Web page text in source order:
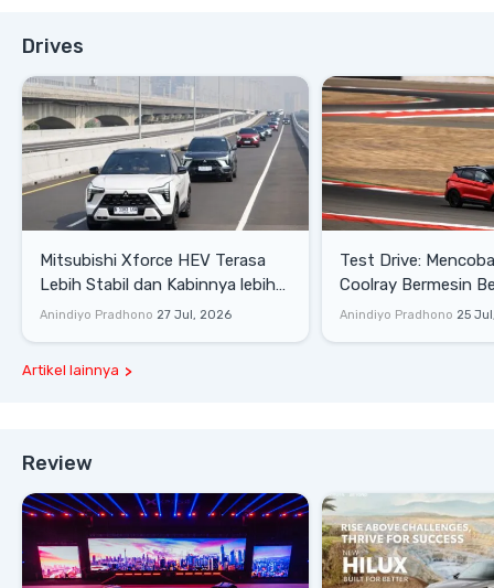
Drives
Mitsubishi Xforce HEV Terasa
Lebih Stabil dan Kabinnya lebih
Senyap
Anindiyo Pradhono 27 Jul, 2026
Test Drive: Mencoba Geely
Coolray Bermesin
di Sirkuit Mandalika
Anindiyo Pradhono 25
Artikel lainnya
Review